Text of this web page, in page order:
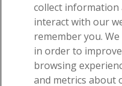
©2026 Visible Body,
Términos de uso
collect
interact with our
remember you.
in order to
browsing
and metrics about